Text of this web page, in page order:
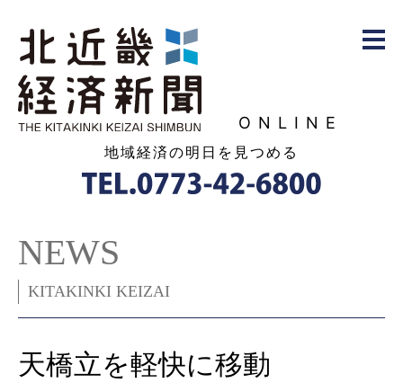
ONLINE
地域経済の明日を見つめる
NEWS
KITAKINKI KEIZAI
天橋立を軽快に移動